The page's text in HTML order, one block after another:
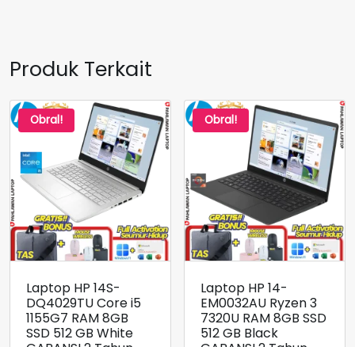
Produk Terkait
Obral!
Laptop HP 14S-
DQ4029TU Core i5
1155G7 RAM 8GB
SSD 512 GB White
Obral!
Laptop HP 14-
EM0032AU Ryzen 3
7320U RAM 8GB SSD
512 GB Black